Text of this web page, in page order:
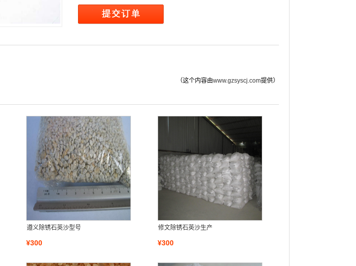
（这个内容由www.gzsyscj.com提供）
遵义除锈石英沙型号
¥300
修文除锈石英沙生产
¥300